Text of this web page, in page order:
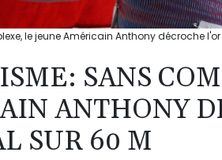
le jeune Américain Anthony décroche
SANS
ANTHONY
SUR 60 M